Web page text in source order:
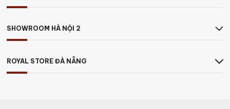
SHOWROOM HÀ NỘI 2
ROYAL STORE ĐÀ NẴNG